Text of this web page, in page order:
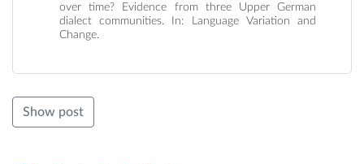
over time? Evidence from three Upper German
dialect communities. In: Language Variation and
Change.
Show post